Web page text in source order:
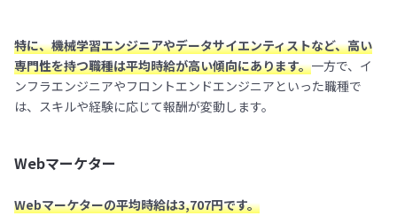
特に、機械学習エンジニアやデータサイエンティストなど、高い
専門性を持つ職種は平均時給が高い傾向にあります。一方で、イ
ンフラエンジニアやフロントエンドエンジニアといった職種で
は、スキルや経験に応じて報酬が変動します。
Webマーケター
Webマーケターの平均時給は3,707円です。